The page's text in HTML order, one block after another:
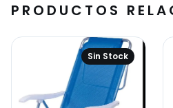
PRODUCTOS
Sin Stock